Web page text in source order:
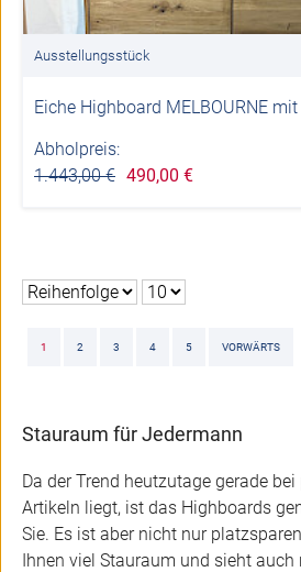
Ausstellungsstück
Eiche Highboard MELBOURNE
Abholpreis:
1.443,00 € 490,00 €
1 2 3 4 5 VORWÄRTS
Stauraum für Jedermann
Da der Trend heutzutage gerade
Artikeln liegt, ist das Highboards
Sie. Es ist aber nicht nur
Ihnen viel Stauraum und sieht auch